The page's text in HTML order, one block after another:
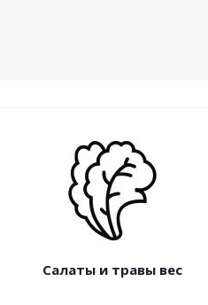
Салаты и травы вес